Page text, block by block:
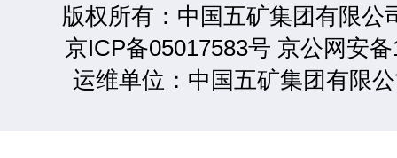
版权所有：中国五矿集团有限公
京ICP备05017583号 京公网安
运维单位：中国五矿集团有限